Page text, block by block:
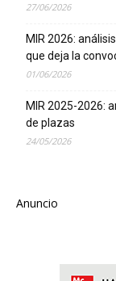
27/06/2026
MIR 2026:
que deja la
01/06/2026
MIR 2025-2026:
de plazas
24/05/2026
Anuncio